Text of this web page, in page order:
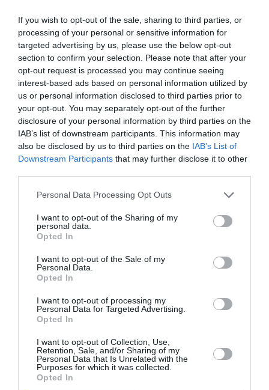
If you wish to opt-out of the sale, sharing to third parties, or
processing of your personal or sensitive information for
targeted advertising by us, please use the below opt-out
section to confirm your selection. Please note that after your
opt-out request is processed you may continue seeing
interest-based ads based on personal information utilized by
us or personal information disclosed to third parties prior to
your opt-out. You may separately opt-out of the further
disclosure of your personal information by third parties on the
IAB’s list of downstream participants. This information may
also be disclosed by us to third parties on the IAB’s List of
Downstream Participants that may further disclose it to other
Personal Data Processing Opt Outs
I want to opt-out of the Sharing of my
personal data.
Opted In
I want to opt-out of the Sale of my
Personal Data.
Opted In
I want to opt-out of processing my
Personal Data for Targeted Advertising.
Opted In
I want to opt-out of Collection, Use,
Retention, Sale, and/or Sharing of my
Personal Data that Is Unrelated with the
Purposes for which it was collected.
Opted In
pututsăaudăîncădinstradă urletele uneitinere
carecereaajutor.
Descinzând în apartament , l-augăsit pe român
în
timp ceîncercasă-şisufocecumâinilepartenera
conaţionalăde 18ani.Restabilit calmul, carabinierii
austabilitcăbărbatul obişnuia săagresezefemeia
căînultimultimpchiaro ameninţasecu moartea
Consumul exagerat de alcool – sportul
preferat al tinerilor britanici
Următorul articol
Colf & Badante/ Comisia Europeană:
„Condiţii decente pentru lucrătorii casnici”
ASEMENEA